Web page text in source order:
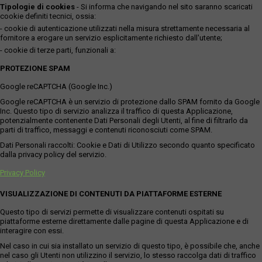
Tipologie di cookies - Si informa che navigando nel sito saranno scaricati
cookie definiti tecnici, ossia:
- cookie di autenticazione utilizzati nella misura strettamente necessaria al
fornitore a erogare un servizio esplicitamente richiesto dall'utente;
- cookie di terze parti, funzionali a:
PROTEZIONE SPAM
Google reCAPTCHA (Google Inc.)
Google reCAPTCHA è un servizio di protezione dallo SPAM fornito da Google
Inc. Questo tipo di servizio analizza il traffico di questa Applicazione,
potenzialmente contenente Dati Personali degli Utenti, al fine di filtrarlo da
parti di traffico, messaggi e contenuti riconosciuti come SPAM.
Dati Personali raccolti: Cookie e Dati di Utilizzo secondo quanto specificato
dalla privacy policy del servizio.
Privacy Policy
VISUALIZZAZIONE DI CONTENUTI DA PIATTAFORME ESTERNE
Questo tipo di servizi permette di visualizzare contenuti ospitati su
piattaforme esterne direttamente dalle pagine di questa Applicazione e di
interagire con essi.
Nel caso in cui sia installato un servizio di questo tipo, è possibile che, anche
nel caso gli Utenti non utilizzino il servizio, lo stesso raccolga dati di traffico